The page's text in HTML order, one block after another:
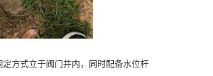
方式立于阀门井内，同时配备水位杆